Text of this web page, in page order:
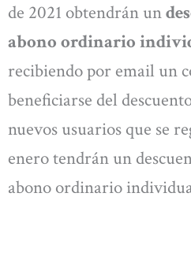
de 2021 obtendrán un
abono ordinario
recibiendo por email un
beneficiarse del
nuevos usuarios que se
enero tendrán un
abono ordinario